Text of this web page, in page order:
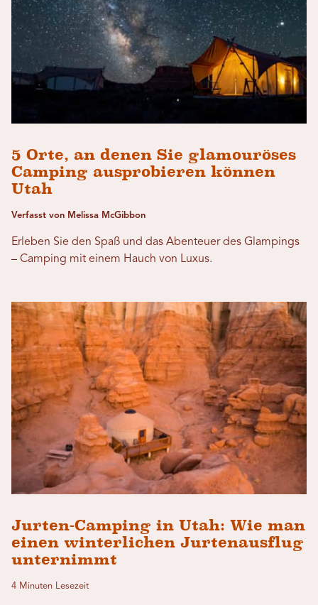
5 Orte, an denen Sie glamouröses
Camping ausprobieren können
Utah
Verfasst von Melissa McGibbon
Erleben Sie den Spaß und das Abenteuer des Glampings
– Camping mit einem Hauch von Luxus.
Jurten-Camping in Utah: Wie man
einen winterlichen Jurtenausflug
unternimmt
4 Minuten Lesezeit